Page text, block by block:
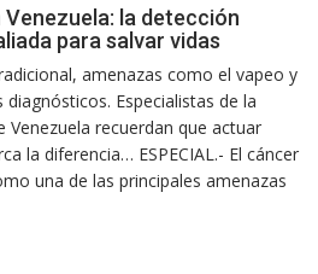
la detección
para salvar vidas
amenazas como el vapeo y
Especialistas de la
Venezuela recuerdan que actuar
la diferencia… ESPECIAL.- El cáncer
una de las principales amenazas